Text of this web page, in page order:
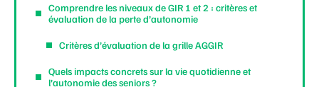
Comprendre les niveaux de GIR 1 et 2 : critères et
évaluation de la perte d’autonomie
Critères d’évaluation de la grille AGGIR
Quels impacts concrets sur la vie quotidienne et
l’autonomie des seniors ?